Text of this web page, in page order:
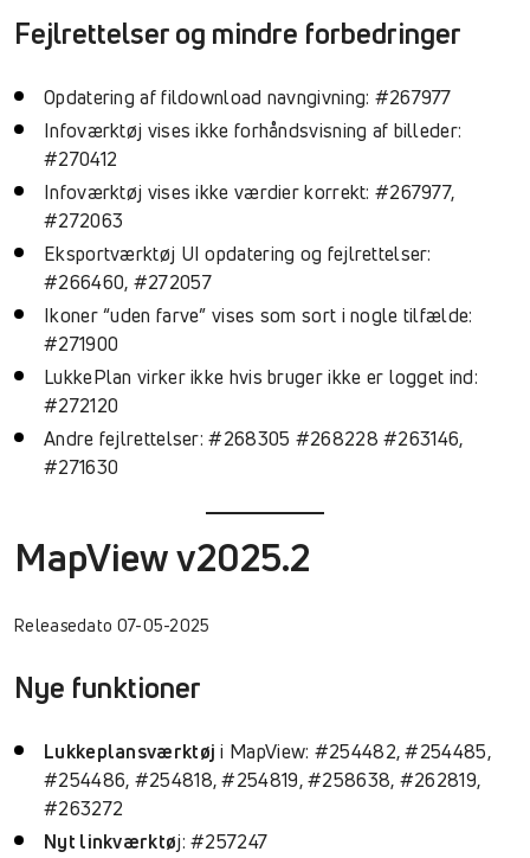
Fejlrettelser og mindre forbedringer
Opdatering af fildownload navngivning: #267977
Infoværktøj vises ikke forhåndsvisning af billeder:
#270412
Infoværktøj vises ikke værdier korrekt: #267977,
#272063
Eksportværktøj UI opdatering og fejlrettelser:
#266460, #272057
Ikoner “uden farve” vises som sort i nogle tilfælde:
#271900
LukkePlan virker ikke hvis bruger ikke er logget ind:
#272120
Andre fejlrettelser: #268305 #268228 #263146,
#271630
MapView v2025.2
Releasedato 07-05-2025
Nye funktioner
Lukkeplansværktøj i MapView: #254482, #254485,
#254486, #254818, #254819, #258638, #262819,
#263272
Nyt linkværktøj: #257247